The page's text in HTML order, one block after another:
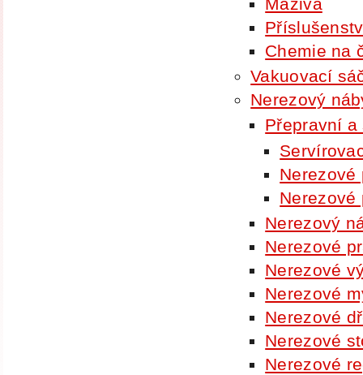
Chemie na
Vakuovací
Nerezový
Přepravní
Nerezové
Nerezové
Nerezový
Nerezové
Nerezové
Nerezové
Nerezové
Nerezové
Nerezové